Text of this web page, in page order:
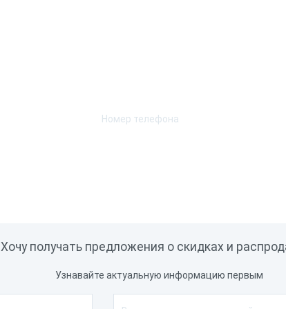
Хочу получать предложения о скидках и
Узнавайте актуальную информацию первым